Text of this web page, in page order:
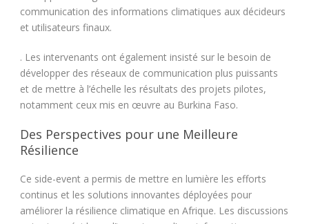
communication des informations climatiques aux décideurs
et utilisateurs finaux.
. Les intervenants ont également insisté sur le besoin de
développer des réseaux de communication plus puissants
et de mettre à l’échelle les résultats des projets pilotes,
notamment ceux mis en œuvre au Burkina Faso.
Des Perspectives pour une Meilleure
Résilience
Ce side-event a permis de mettre en lumière les efforts
continus et les solutions innovantes déployées pour
améliorer la résilience climatique en Afrique. Les discussions